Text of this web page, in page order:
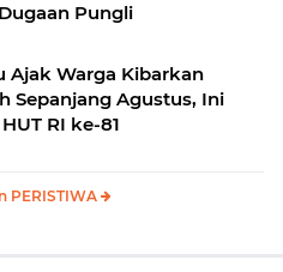
Pungli
Ajak Warga Kibarkan
Sepanjang Agustus, Ini
RI ke-81
PERISTIWA